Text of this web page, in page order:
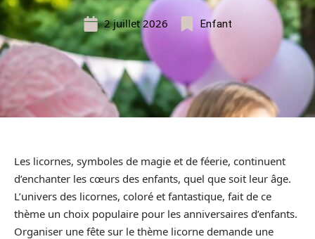
2 juillet 2026 Enfant
Les licornes, symboles de magie et de féerie, continuent
d’enchanter les cœurs des enfants, quel que soit leur âge.
L’univers des licornes, coloré et fantastique, fait de ce
thème un choix populaire pour les anniversaires d’enfants.
Organiser une fête sur le thème licorne demande une